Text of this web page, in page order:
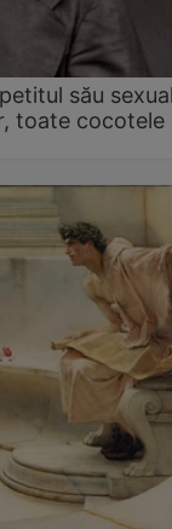
său
toate cocotele